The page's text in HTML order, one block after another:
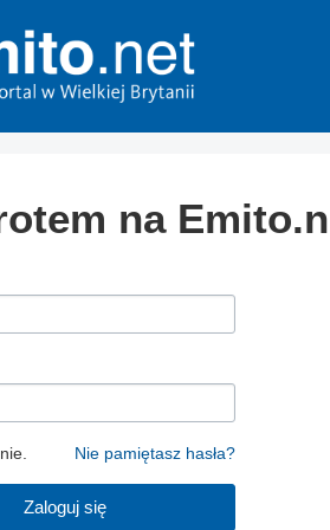
na
Nie pamiętasz hasła?
Zaloguj się